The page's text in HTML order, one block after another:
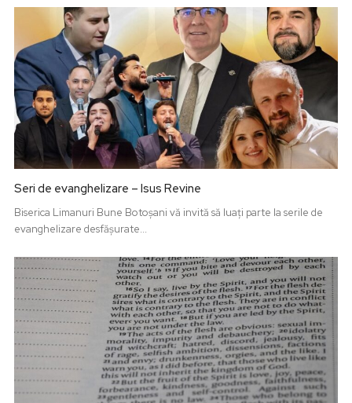
Seri de evanghelizare – Isus Revine
Biserica Limanuri Bune Botoșani vă invită să luați parte la serile de
evanghelizare desfășurate...